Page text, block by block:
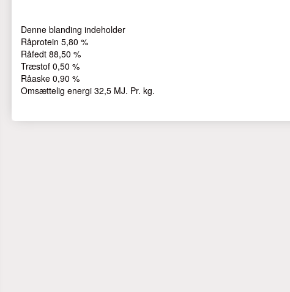
Denne blanding indeholder
Råprotein 5,80 %
Råfedt 88,50 %
Træstof 0,50 %
Råaske 0,90 %
Omsættelig energi 32,5 MJ. Pr. kg.